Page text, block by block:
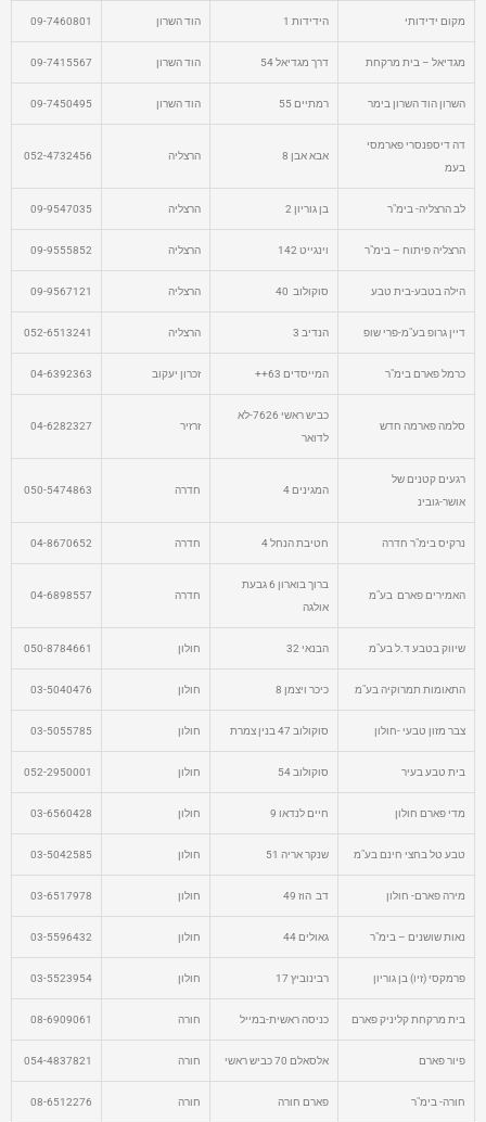
מקום ידידותי הידידות 1 הוד השרון 09-7460801
מגדיאל – בית מרקחת דרך מגדיאל 54 הוד השרון 09-7415567
השרון הוד השרון בימר רמתיים 55 הוד השרון 09-7450495
דה דיספנסרי פארמסי
בעמ
אבא אבן 8 הרצליה 052-4732456
לב הרצליה- בימ"ר בן גוריון 2 הרצליה 09-9547035
הרצליה פיתוח – בימ"ר וינגייט 142 הרצליה 09-9555852
הילה בטבע-בית טבע סוקולוב 40 הרצליה 09-9567121
דיין גרופ בע"מ-פרי שופ הנדיב 3 הרצליה 052-6513241
כרמל פארם בימ"ר המייסדים 63++ זכרון יעקוב 04-6392363
סלמה פארמה חדש
כביש ראשי 7626-לא
לדואר
זרזיר 04-6282327
רגעים קטנים של
אושר-גובינ
המגינים 4 חדרה 050-5474863
נרקיס בימ"ר חדרה חטיבת הנחל 4 חדרה 04-8670652
האמירים פארם בע"מ
ברוך בוארון 6 גבעת
אולגה
חדרה 04-6898557
שיווק בטבע ד.ל בע"מ הבנאי 32 חולון 050-8784661
התאומות תמרוקיה בע"מ כיכר ויצמן 8 חולון 03-5040476
צבר מזון טבעי -חולון סוקולוב 47 בנין צמרת חולון 03-5055785
בית טבע בעיר סוקולוב 54 חולון 052-2950001
מדי פארם חולון חיים לנדאו 9 חולון 03-6560428
טבע טל בחצי חינם בע"מ שנקר אריה 51 חולון 03-5042585
מירה פארם- חולון דב הוז 49 חולון 03-6517978
נאות שושנים – בימ"ר גאולים 44 חולון 03-5596432
פרמקסי (זיו) בן גוריון רבינוביץ 17 חולון 03-5523954
בית מרקחת קליניק פארם כניסה ראשית-במייל חורה 08-6909061
פיור פארם אלסאלם 70 כביש ראשי חורה 054-4837821
חורה- בימ"ר פארם חורה חורה 08-6512276